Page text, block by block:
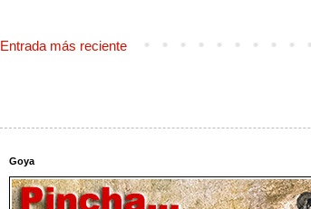
Entrada más reciente
Goya